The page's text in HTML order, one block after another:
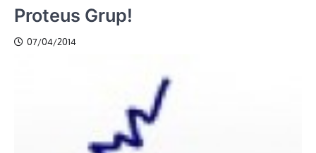
Proteus Grup!
07/04/2014